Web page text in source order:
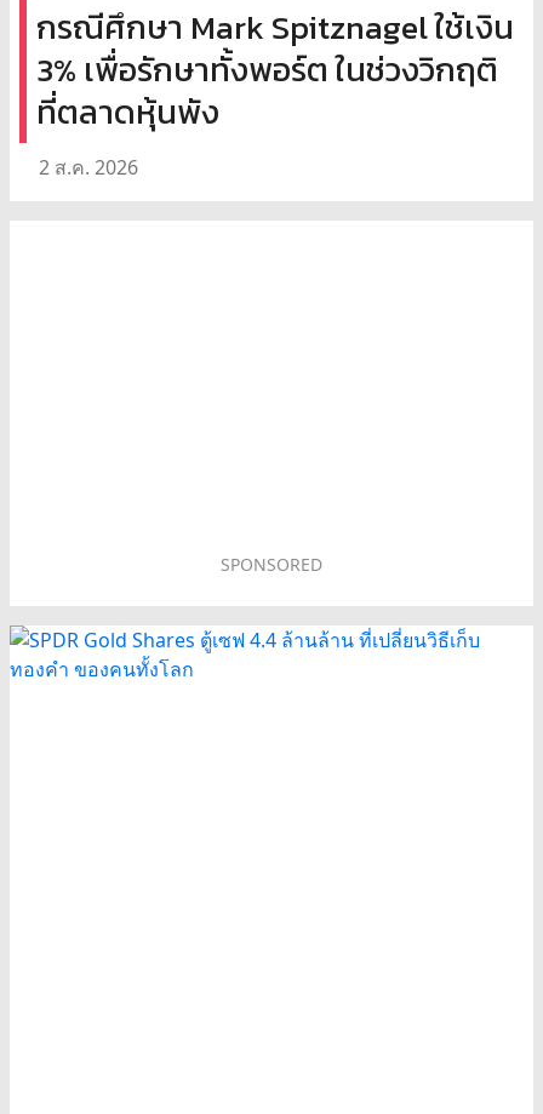
กรณีศึกษา Mark Spitznagel ใช้เงิน
3% เพื่อรักษาทั้งพอร์ต ในช่วงวิกฤติ
ที่ตลาดหุ้นพัง
2 ส.ค. 2026
SPONSORED